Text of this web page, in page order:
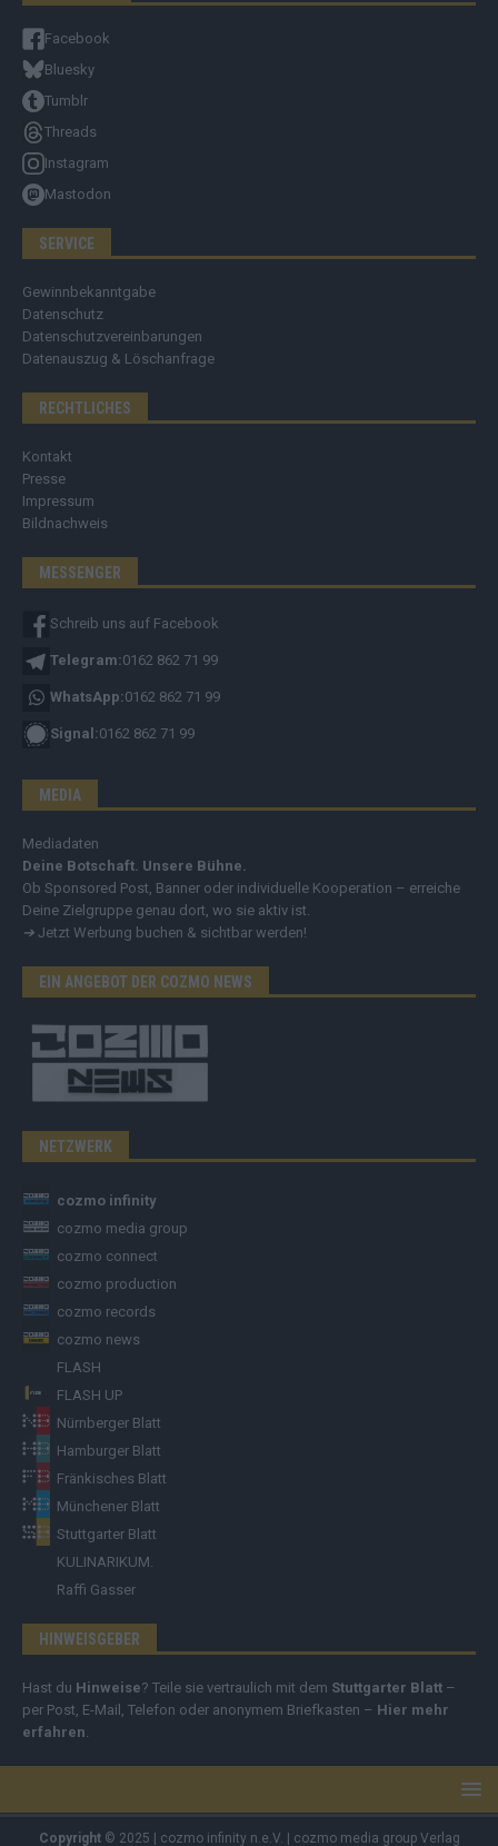
Facebook
Bluesky
Tumblr
Threads
Instagram
Mastodon
SERVICE
Gewinnbekanntgabe
Datenschutz
Datenschutzvereinbarungen
Datenauszug & Löschanfrage
RECHTLICHES
Kontakt
Presse
Impressum
Bildnachweis
MESSENGER
Schreib uns auf Facebook
Telegram:0162 862 71 99
WhatsApp:0162 862 71 99
Signal:0162 862 71 99
MEDIA
Mediadaten
Deine Botschaft. Unsere Bühne.
Ob Sponsored Post, Banner oder individuelle Kooperation – erreiche
Deine Zielgruppe genau dort, wo sie aktiv ist.
➔ Jetzt Werbung buchen & sichtbar werden!
EIN ANGEBOT DER COZMO NEWS
NETZWERK
cozmo infinity
cozmo media group
cozmo connect
cozmo production
cozmo records
cozmo news
FLASH
FLASH UP
Nürnberger Blatt
Hamburger Blatt
Fränkisches Blatt
Münchener Blatt
Stuttgarter Blatt
KULINARIKUM.
Raffi Gasser
HINWEISGEBER
Hast du Hinweise? Teile sie vertraulich mit dem Stuttgarter Blatt –
per Post, E-Mail, Telefon oder anonymem Briefkasten – Hier mehr
erfahren.
Copyright© 2025 | cozmo infinity n.e.V. | cozmo media group Verlag